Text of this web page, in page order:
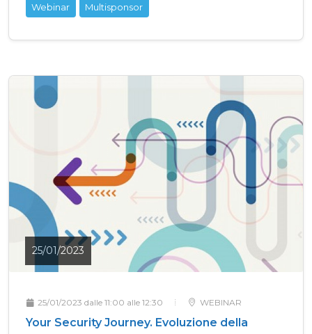
Webinar Multisponsor
25/01/2023
25/01/2023 dalle 11:00 alle 12:30 WEBINAR
Your Security Journey. Evoluzione della